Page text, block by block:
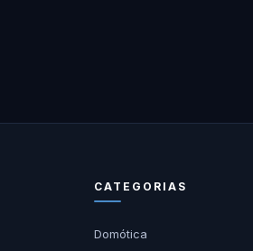
CATEGORIAS
Domótica